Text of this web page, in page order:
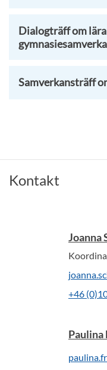
Dialogträff om
Samverkansträff
Kontakt
Joanna
+46
Paulina